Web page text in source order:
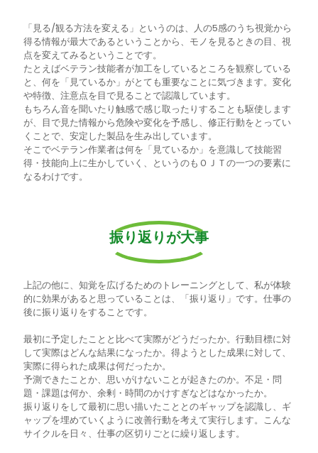
「見る/観る方法を変える」というのは、人の5感のうち視覚から
得る情報が最大であるということから、モノを見るときの目、視
点を変えてみるということです。
たとえばベテラン技能者が加工をしているところを観察している
と、何を「見ているか」がとても重要なことに気づきます。変化
や特徴、注意点を目で見ることで認識しています。
もちろん音を聞いたり触感で感じ取ったりすることも駆使します
が、目で見た情報から危険や変化を予感し、修正行動をとってい
くことで、安定した製品を生み出しています。
そこでベテラン作業者は何を「見ているか」を意識して技能習
得・技能向上に生かしていく、というのもＯＪＴの一つの要素に
なるわけです。
振り返りが大事
上記の他に、知覚を広げるためのトレーニングとして、私が体験
的に効果があると思っていることは、「振り返り」です。仕事の
後に振り返りをすることです。
最初に予定したことと比べて実際がどうだったか。行動目標に対
して実際はどんな結果になったか。得ようとした成果に対して、
実際に得られた成果は何だったか。
予測できたことか、思いがけないことが起きたのか。不足・問
題・課題は何か、余剰・時間のかけすぎなどはなかったか。
振り返りをして最初に思い描いたこととのギャップを認識し、ギ
ャップを埋めていくように改善行動を考えて実行します。こんな
サイクルを日々、仕事の区切りごとに繰り返します。